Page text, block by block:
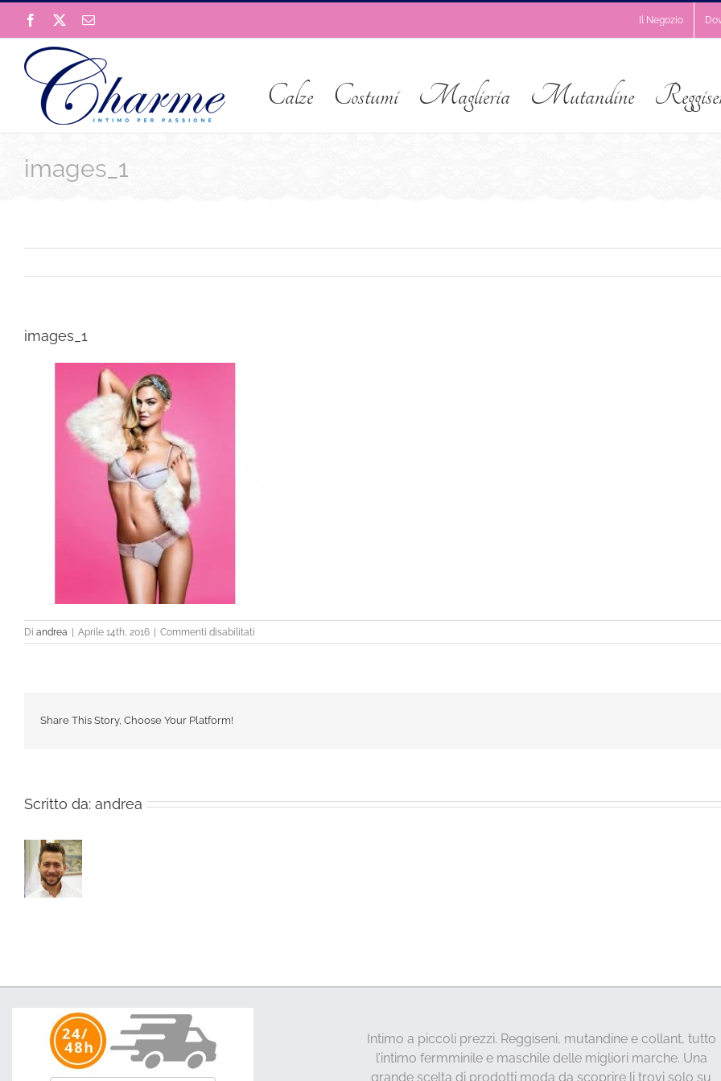
contenuto
Facebook Email Il Negozio
Calze Costumi Maglieria Mutandine
images_1
images_1
Di andrea | Aprile 14th, 2016 | Commenti disabilitati
images_1
Share This Story, Choose Your Platform!
Scritto da: andrea
Intimo a piccoli prezzi. Reggiseni, mutandine e collant, tutto
l’intimo fermminile e maschile delle migliori marche. Una
grande scelta di prodotti moda da scoprire li trovi solo su